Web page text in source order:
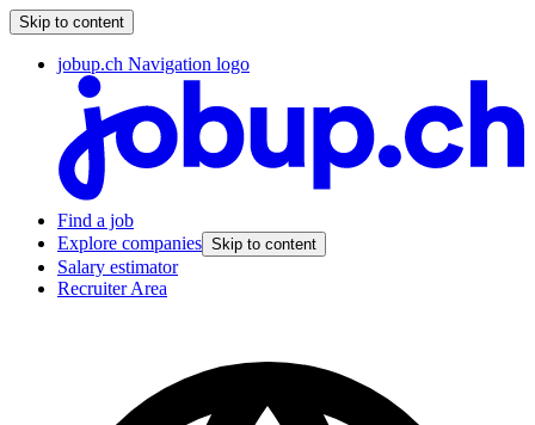
Skip to content
jobup.ch Navigation logo
Find a job
Explore companies Skip to content
Salary estimator
Recruiter Area